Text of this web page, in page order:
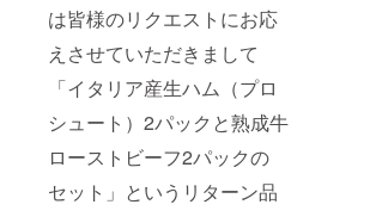
は皆様のリクエストにお応
えさせていただきまして
「イタリア産生ハム（プロ
シュート）2パックと熟成牛
ローストビーフ2パックの
セット」というリターン品